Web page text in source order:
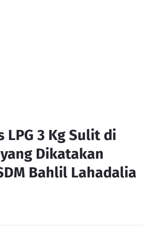
LPG 3 Kg Sulit di
Dikatakan
Bahlil Lahadalia